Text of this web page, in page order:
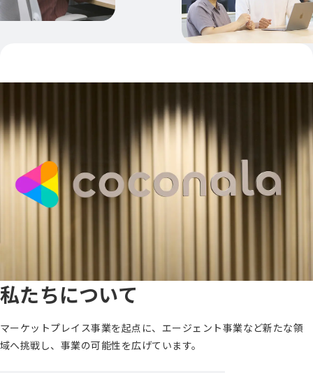
私たちについて
マーケットプレイス事業を起点に、エージェント事業など新たな領
域へ挑戦し、事業の可能性を広げています。